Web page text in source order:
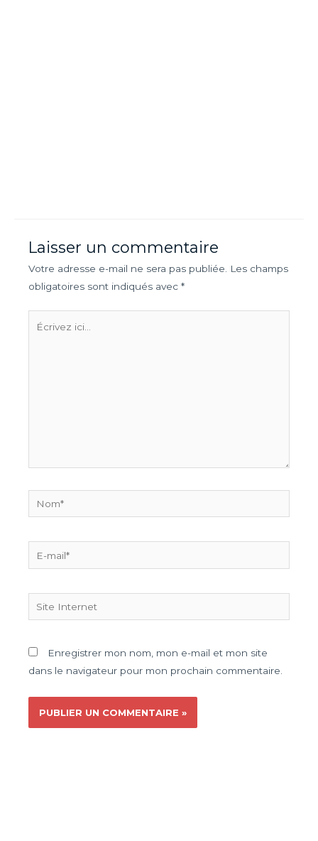
Laisser un commentaire
Votre adresse e-mail ne sera pas publiée. Les champs
obligatoires sont indiqués avec *
Enregistrer mon nom, mon e-mail et mon site
dans le navigateur pour mon prochain commentaire.